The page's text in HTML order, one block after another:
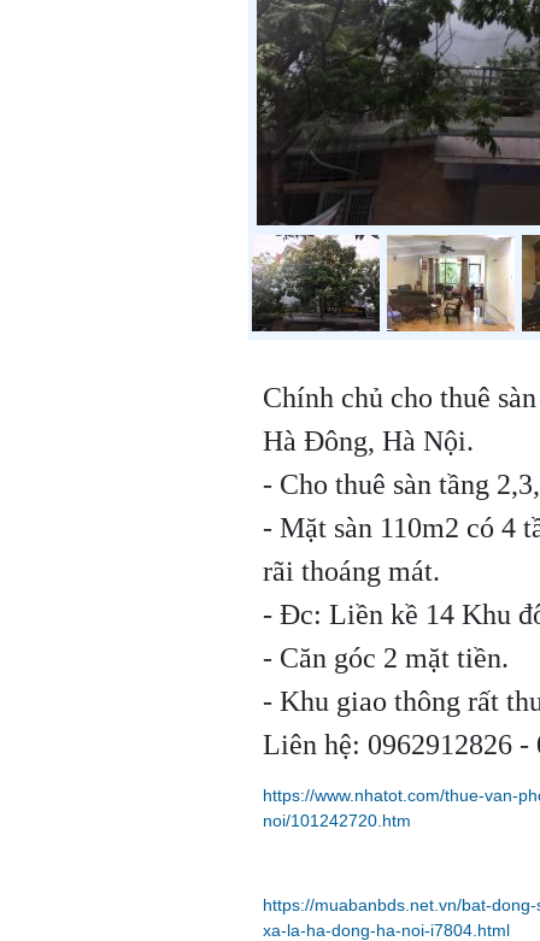
Chính chủ cho thuê
Hà Đông, Hà Nội.
- Cho thuê sàn tầng
- Mặt sàn 110m2 có 4
rãi thoáng mát.
- Đc: Liền kề 14 Khu
- Căn góc 2 mặt tiền.
- Khu giao thông rất
Liên hệ: 0962912826 -
https://www.nhatot.com/thue-van-
noi/101242720.htm
https://muabanbds.net.vn/bat-
xa-la-ha-dong-ha-noi-i7804.html